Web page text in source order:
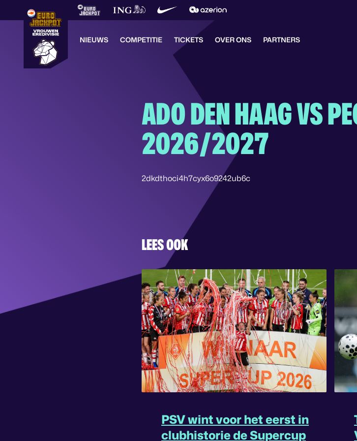
NIEUWS COMPETITIE TICKETS OVER ONS PARTNERS
ADO DEN HAAG VS
2026/2027
2dkdthoci4h7cyx6o9242ub6c
LEES OOK
PSV wint voor het eerst in
clubhistorie de Supercup